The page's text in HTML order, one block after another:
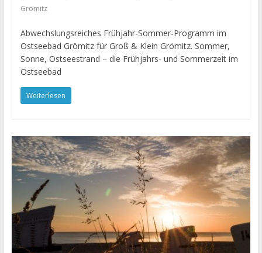
Grömitz
Abwechslungsreiches Frühjahr-Sommer-Programm im
Ostseebad Grömitz für Groß & Klein Grömitz. Sommer,
Sonne, Ostseestrand – die Frühjahrs- und Sommerzeit im
Ostseebad
Weiterlesen